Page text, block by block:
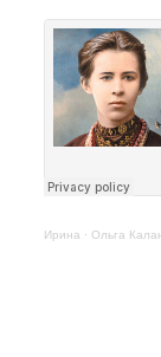
Ирина · Ольга Каландюк,